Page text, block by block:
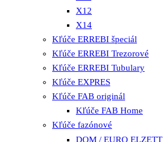
X12
X14
Kľúče ERREBI špeciál
Kľúče ERREBI Trezorové
Kľúče ERREBI Tubulary
Kľúče EXPRES
Kľúče FAB originál
Kľúče FAB Home
Kľúče fazónové
DOM / EURO ELZETT